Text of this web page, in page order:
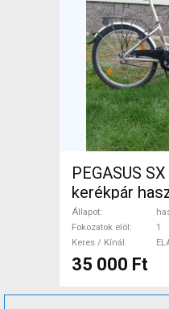
PEGASUS
kerékpár
Állapot
Fokozatok elöl
1
Keres / Kínál
35 000 Ft